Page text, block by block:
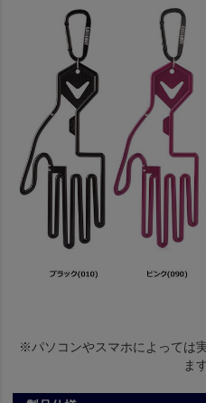
※パソコンやスマホによっては
ま